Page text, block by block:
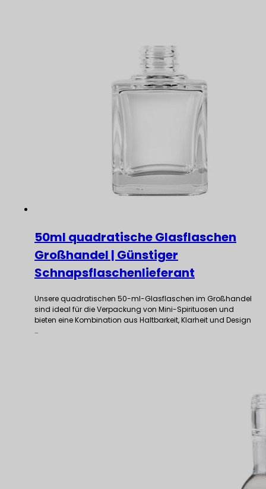
50ml quadratische Glasflaschen
Großhandel | Günstiger
Schnapsflaschenlieferant
Unsere quadratischen 50-ml-Glasflaschen im Großhandel
sind ideal für die Verpackung von Mini-Spirituosen und
bieten eine Kombination aus Haltbarkeit, Klarheit und Design
…